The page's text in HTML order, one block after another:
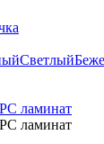
Светлый
ламинат
ламинат